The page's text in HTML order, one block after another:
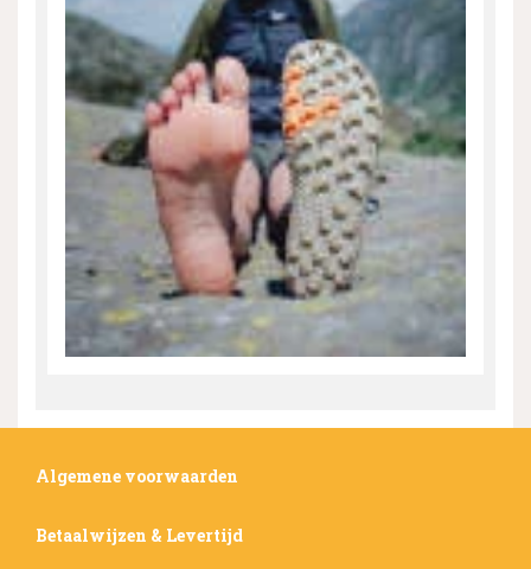
Algemene voorwaarden
Betaalwijzen & Levertijd